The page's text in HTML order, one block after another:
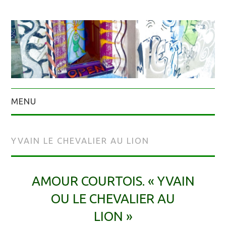
MENU
YVAIN LE CHEVALIER AU LION
AMOUR COURTOIS. « YVAIN
OU LE CHEVALIER AU
LION »